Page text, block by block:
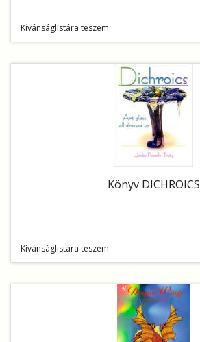
Kívánságlistára teszem
Könyv DICHROICS
Kívánságlistára teszem